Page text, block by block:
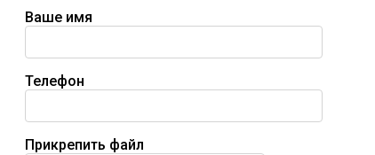
Ваше имя
Телефон
Прикрепить файл